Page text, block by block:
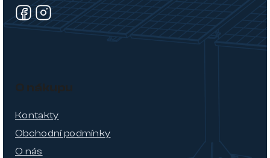
O nákupu
Kontakty
Obchodní podmínky
O nás